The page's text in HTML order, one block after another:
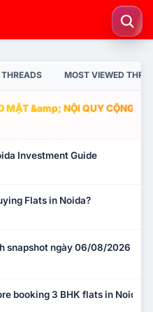
MOST VIEWED
MẬT &amp; NỘI QUY CỘNG
Investment Guide
Flats in Noida?
snapshot ngày 06/08/2026
booking 3 BHK flats in Noida?